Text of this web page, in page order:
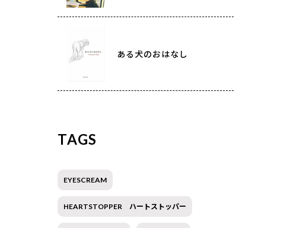
ある犬のおはなし
TAGS
EYESCREAM
HEARTSTOPPER ハートストッパー